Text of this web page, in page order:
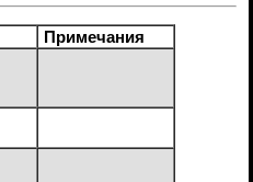
Примечания